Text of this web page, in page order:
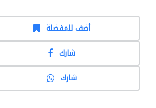
أضف للمفضلة
شارك
شارك